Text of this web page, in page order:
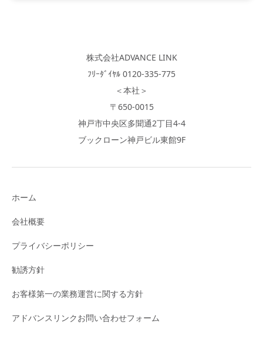
株式会社ADVANCE LINK
ﾌﾘｰﾀﾞｲﾔﾙ 0120-335-775
＜本社＞
〒650-0015
神戸市中央区多聞通2丁目4-4
ブックローン神戸ビル東館9F
ホーム
会社概要
プライバシーポリシー
勧誘方針
お客様第一の業務運営に関する方針
アドバンスリンクお問い合わせフォーム